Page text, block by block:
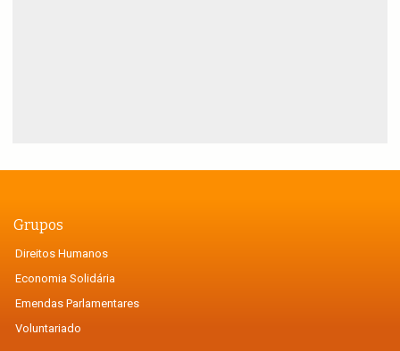
Grupos
Direitos Humanos
Economia Solidária
Emendas Parlamentares
Voluntariado